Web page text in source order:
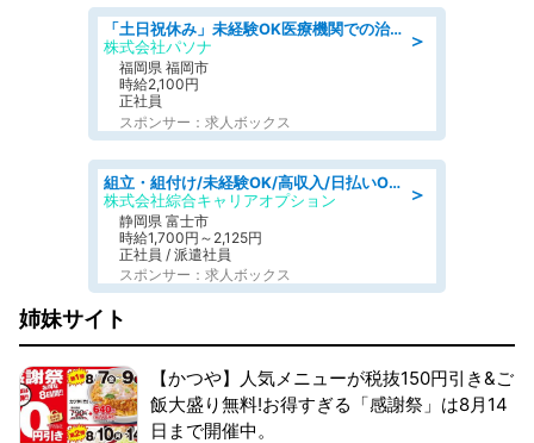
＞
「土日祝休み」未経験OK医療機関での治験コーディネーターのお仕事
株式会社パソナ
福岡県 福岡市
時給2,100円
正社員
スポンサー：求人ボックス
＞
組立・組付け/未経験OK/高収入/日払いOK/交替制/20・30・40代活躍中
株式会社綜合キャリアオプション
静岡県 富士市
時給1,700円～2,125円
正社員 / 派遣社員
スポンサー：求人ボックス
姉妹サイト
【かつや】人気メニューが税抜150円引き&ご
飯大盛り無料!お得すぎる「感謝祭」は8月14
日まで開催中。